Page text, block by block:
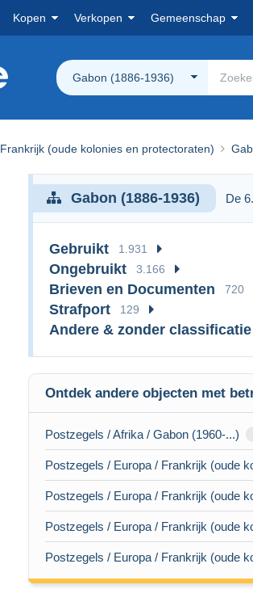
Kopen Verkopen Gemeenschap
Gabon (1886-1936)
Frankrijk (oude kolonies en protectoraten)
Gabon (1886-1936) De
Gebruikt 1.931
Ongebruikt 3.166
Brieven en Documenten 720
Strafport 129
Andere & zonder classificatie
Ontdek andere objecten met
Postzegels / Afrika / Gabon (1960-...)
Postzegels / Europa / Frankrijk (oude
Postzegels / Europa / Frankrijk (oude
Postzegels / Europa / Frankrijk (oude
Postzegels / Europa / Frankrijk (oude